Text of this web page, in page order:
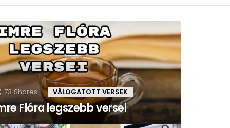
73 Shares VÁLOGATOTT VERSEK
Flóra legszebb versei